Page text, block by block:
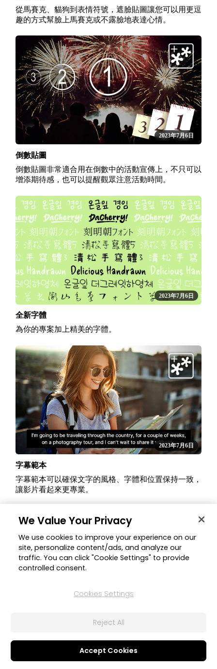
從馬賽克、貓狗到表情符號，遮臉貼圖讓您可以用更逗
趣的方式幫臉上馬賽克或不露臉地表達心情。
2023年7月6日
倒數貼圖
倒數貼圖非常適合用在倒數中的活動宣傳上，不只可以
增添期待感，也可以提醒觀眾注意活動時間。
2023年7月6日
全新字體
為你的專案加上精美的字體。
2023年7月6日
字幕範本
字幕範本可以確保文字的風格、字體和位置保持一致，
讓影片看起來更專業。
充滿夏天元素的的刺繡布貼風格貼圖，最適合用來營造
We Value Your Privacy
We use cookies to improve your experience on our
site, personalize content/ads, and analyze our
traffic. You can click "Cookie Settings" to provide
controlled consent.
Cookies Settings
Reject All
Accept Cookies